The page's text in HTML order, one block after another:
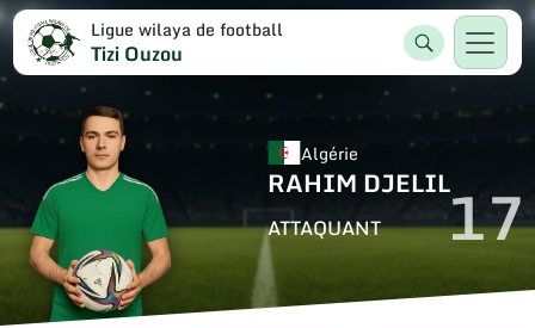
Ligue wilaya de football
Tizi Ouzou
Algérie
RAHIM DJELIL
ATTAQUANT 17